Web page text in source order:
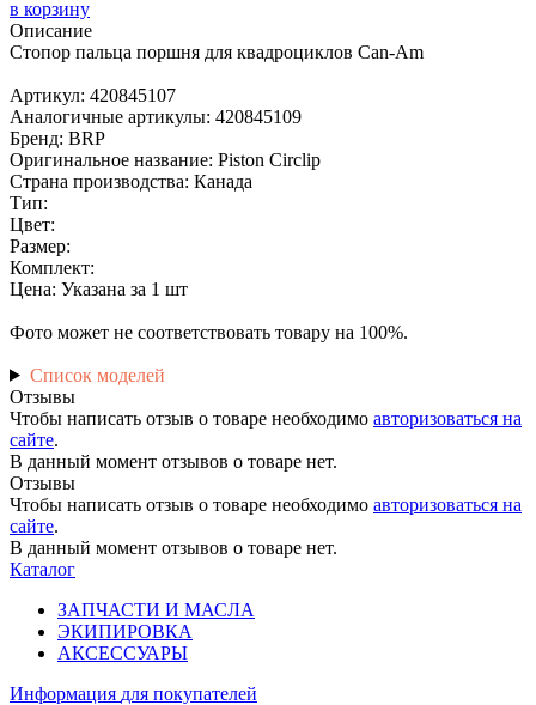
в корзину
Описание
Стопор пальца поршня для квадроциклов Can-Am
Артикул: 420845107
Аналогичные артикулы: 420845109
Бренд: BRP
Оригинальное название: Piston Circlip
Страна производства: Канада
Тип:
Цвет:
Размер:
Комплект:
Цена: Указана за 1 шт
Фото может не соответствовать товару на 100%.
Список моделей
Отзывы
Чтобы написать отзыв о товаре необходимо авторизоваться на
сайте.
В данный момент отзывов о товаре нет.
Отзывы
Чтобы написать отзыв о товаре необходимо авторизоваться на
сайте.
В данный момент отзывов о товаре нет.
Каталог
ЗАПЧАСТИ И МАСЛА
ЭКИПИРОВКА
АКСЕССУАРЫ
Информация для покупателей